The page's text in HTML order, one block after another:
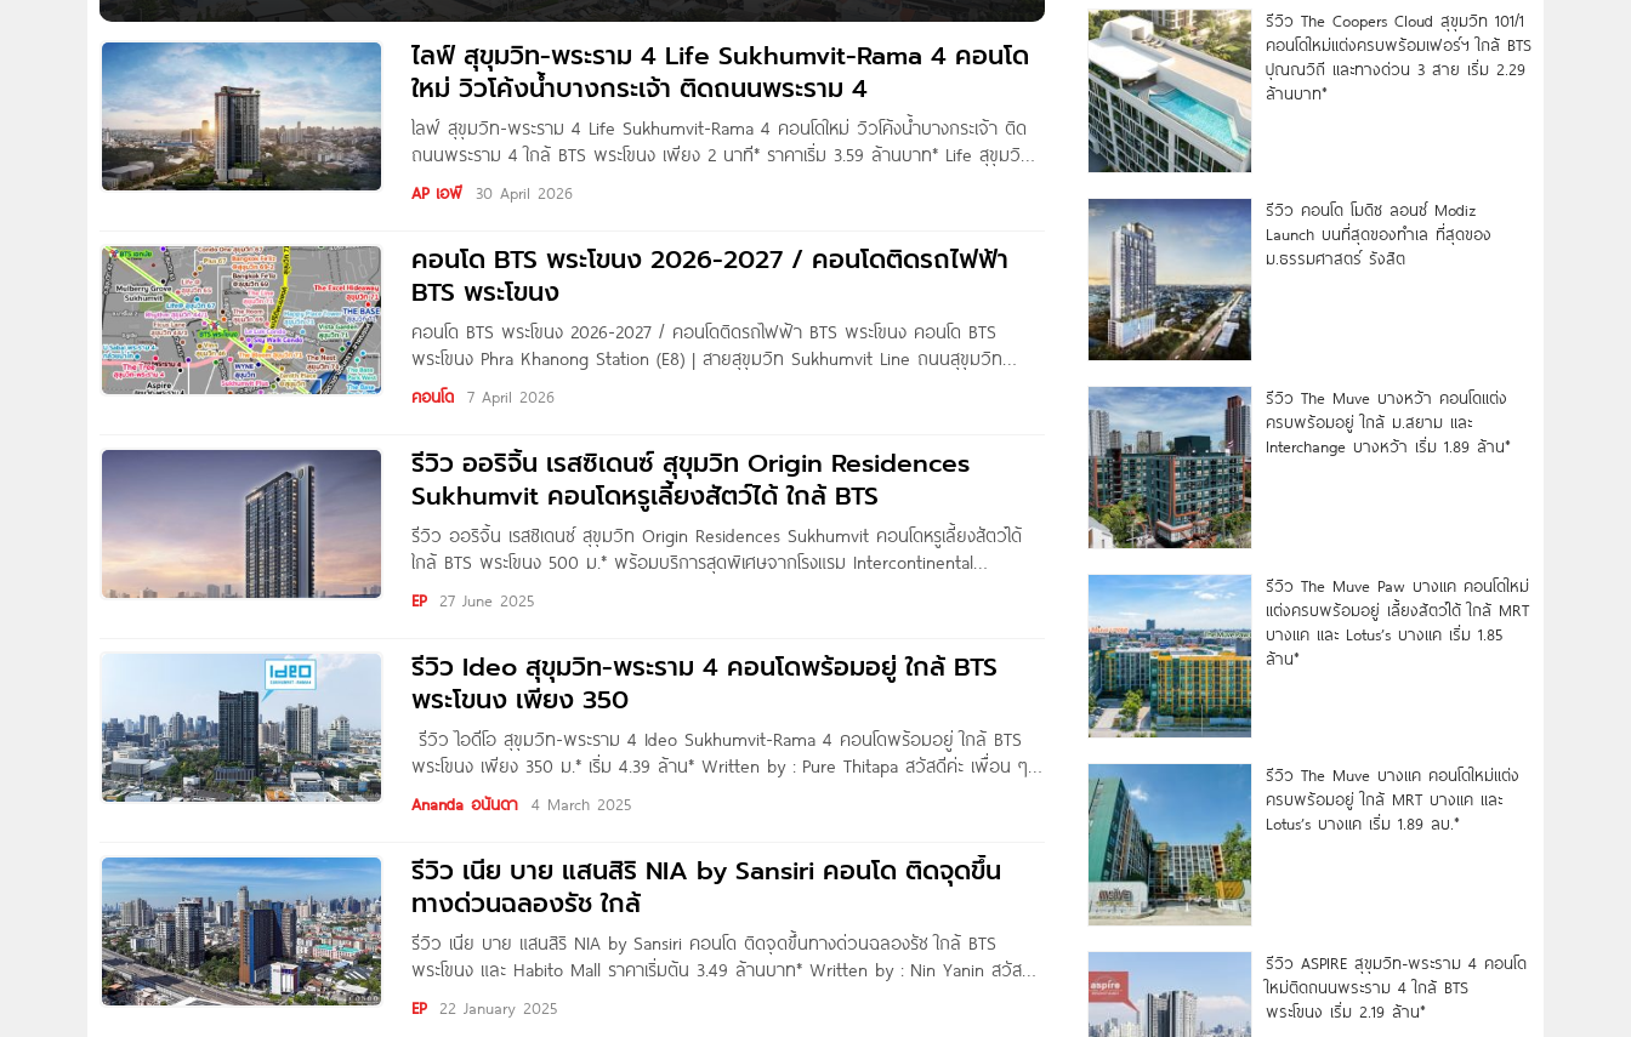
✨ASPIRE สุขุมวิท – พระราม 4 คอนโดพร้อมอยู่ต่ำแสนต่อตารางเมตร หนึ่งเดียวในย่าน สุขุมวิท – พระราม 4 อยู่เองก็ดี…
ปล่อยเช่าก็คุ้ม ⭐ ห้องใหญ่ วิวสุขุมวิท
ไลฟ์ สุขุมวิท-พระราม 4 Life Sukhumvit-Rama 4 คอนโด
ใหม่ วิวโค้งน้ำบางกระเจ้า ติดถนนพระราม 4
ไลฟ์ สุขุมวิท-พระราม 4 Life Sukhumvit-Rama 4 คอนโดใหม่ วิวโค้งน้ำบางกระเจ้า ติด
ถนนพระราม 4 ใกล้ BTS พระโขนง เพียง 2 นาที* ราคาเริ่ม 3.59 ล้านบาท* Life สุขุมวิท-
พระราม 4 คอนโดใหม่ที่เปลี่ยน การอยู่อาศัย ให้เป็น ศิลปะแห่งชีวิต จาก AP Thailand บน
จุดตัดทำเลศักยภาพ
AP เอพี 30 April 2026
คอนโด BTS พระโขนง 2026-2027 / คอนโดติดรถไฟฟ้า
BTS พระโขนง
คอนโด BTS พระโขนง 2026-2027 / คอนโดติดรถไฟฟ้า BTS พระโขนง คอนโด BTS
พระโขนง Phra Khanong Station (E8) | สายสุขุมวิท Sukhumvit Line ถนนสุขุมวิท
Origin Residences Sukhumvit (NEW) Rhythm Sukhumvit 44/1 Life @Sukhumvit
65
คอนโด 7 April 2026
รีวิว ออริจิ้น เรสซิเดนซ์ สุขุมวิท Origin Residences
Sukhumvit คอนโดหรูเลี้ยงสัตว์ได้ ใกล้ BTS
รีวิว ออริจิ้น เรสซิเดนซ์ สุขุมวิท Origin Residences Sukhumvit คอนโดหรูเลี้ยงสัตว์ได้
ใกล้ BTS พระโขนง 500 ม.* พร้อมบริการสุดพิเศษจากโรงแรม Intercontinental
Bangkok Sukhumvit เริ่ม 6.1 ล้านบาท* Written by : Pure Thitapa สวัสดีค่ะเพื่อน ๆ
Condonayoo วันนี้เราเราจะพาไปชมทำเลโครงการใหม่ ระดับ
EP 27 June 2025
รีวิว Ideo สุขุมวิท-พระราม 4 คอนโดพร้อมอยู่ ใกล้ BTS
พระโขนง เพียง 350
รีวิว ไอดีโอ สุขุมวิท-พระราม 4 Ideo Sukhumvit-Rama 4 คอนโดพร้อมอยู่ ใกล้ BTS
พระโขนง เพียง 350 ม.* เริ่ม 4.39 ล้าน* Written by : Pure Thitapa สวัสดีค่ะ เพื่อน ๆ
Condonayoo ทุกคน วันนี้เราจะพาไปชมคอนโดสร้างเสร็จพร้อมอยู่ กันที่ ‘Ideo
Ananda อนันดา 4 March 2025
รีวิว เนีย บาย แสนสิริ NIA by Sansiri คอนโด ติดจุดขึ้น
ทางด่วนฉลองรัช ใกล้
รีวิว เนีย บาย แสนสิริ NIA by Sansiri คอนโด ติดจุดขึ้นทางด่วนฉลองรัช ใกล้ BTS
พระโขนง และ Habito Mall ราคาเริ่มต้น 3.49 ล้านบาท* Written by : Nin Yanin สวัสดี
ค่า วันนี้ทีมงาน Condonayoo พามาชมโครงการ NIA by Sansiri คอนโดสร้างเสร็จพร้อม
อยู่จาก Sansiri บนทำเลที่ใกล้ทุกที่ในซอย
EP 22 January 2025
รีวิว The Coopers Cloud สุขุมวิท 101/1
คอนโดใหม่แต่งครบพร้อมเฟอร์ฯ ใกล้ BTS
ปุณณวิถี และทางด่วน 3 สาย เริ่ม 2.29
ล้านบาท*
รีวิว คอนโด โมดิซ ลอนซ์ Modiz
Launch บนที่สุดของทำเล ที่สุดของ
ม.ธรรมศาสตร์ รังสิต
รีวิว The Muve บางหว้า คอนโดแต่ง
ครบพร้อมอยู่ ใกล้ ม.สยาม และ
Interchange บางหว้า เริ่ม 1.89 ล้าน*
รีวิว The Muve Paw บางแค คอนโดใหม่
แต่งครบพร้อมอยู่ เลี้ยงสัตว์ได้ ใกล้ MRT
บางแค และ Lotus’s บางแค เริ่ม 1.85
ล้าน*
รีวิว The Muve บางแค คอนโดใหม่แต่ง
ครบพร้อมอยู่ ใกล้ MRT บางแค และ
Lotus’s บางแค เริ่ม 1.89 ลบ.*
รีวิว ASPIRE สุขุมวิท-พระราม 4 คอนโด
ใหม่ติดถนนพระราม 4 ใกล้ BTS
พระโขนง เริ่ม 2.19 ล้าน*